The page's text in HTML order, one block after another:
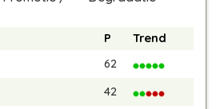
P
Trend
62
42